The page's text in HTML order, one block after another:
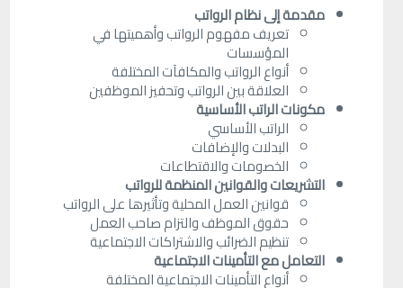
مقدمة إلى نظام الرواتب
تعريف مفهوم الرواتب وأهميتها في
المؤسسات
أنواع الرواتب والمكافآت المختلفة
العلاقة بين الرواتب وتحفيز الموظفين
مكونات الراتب الأساسية
الراتب الأساسي
البدلات والإضافات
الخصومات والاقتطاعات
التشريعات والقوانين المنظمة للرواتب
قوانين العمل المحلية وتأثيرها على الرواتب
حقوق الموظف والتزام صاحب العمل
تنظيم الضرائب والاشتراكات الاجتماعية
التعامل مع التأمينات الاجتماعية
أنواع التأمينات الاجتماعية المختلفة